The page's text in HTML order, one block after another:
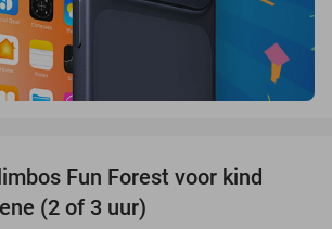
Fun Forest voor kind
(2 of 3 uur)